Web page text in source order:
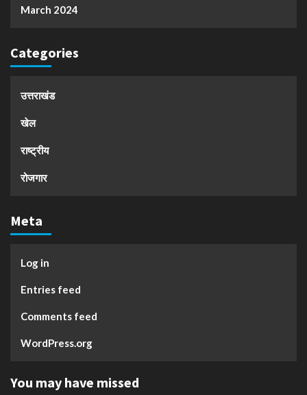
March 2024
Categories
उत्तराखंड
खेल
राष्ट्रीय
रोजगार
Meta
Log in
Entries feed
Comments feed
WordPress.org
You may have missed